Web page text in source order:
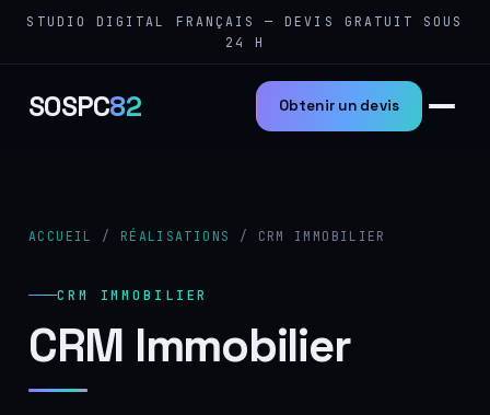
STUDIO DIGITAL FRANÇAIS — DEVIS GRATUIT SOUS
24 H
SOSPC82 Obtenir un devis
ACCUEIL / RÉALISATIONS / CRM IMMOBILIER
CRM IMMOBILIER
CRM Immobilier